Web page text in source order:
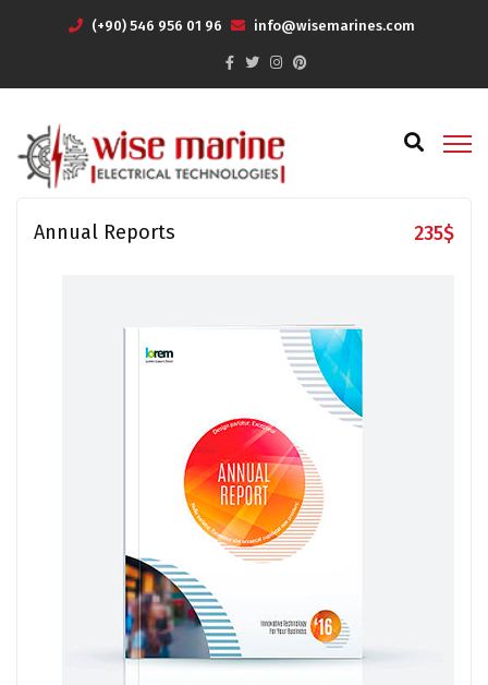
(+90) 546 956 01 96 info@wisemarines.com
Annual Reports 235$